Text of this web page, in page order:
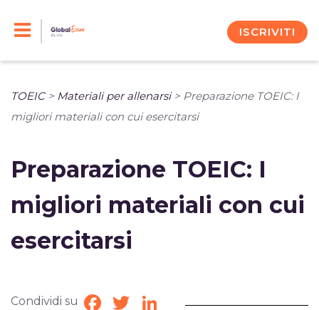
ISCRIVITI
TOEIC> Materiali per allenarsi> Preparazione TOEIC: I
migliori materiali con cui esercitarsi
Preparazione TOEIC: I
migliori materiali con cui
esercitarsi
Condividi su Facebook
TwitterLinkedIn